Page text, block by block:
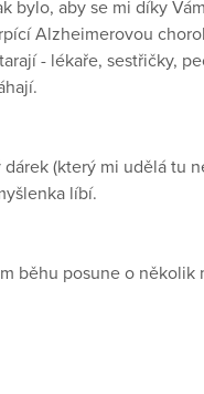
bylo, aby se mi díky
Alzheimerovou
- lékaře, sestřičky,
(který mi udělá tu
líbí.
běhu posune o několik